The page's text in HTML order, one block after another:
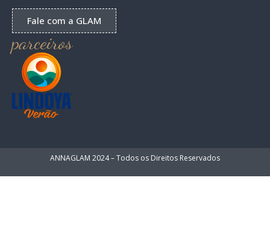
Fale com a GLAM
parceiros
ANNAGLAM 2024 – Todos os Direitos Reservados